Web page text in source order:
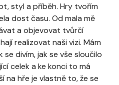
styl a příběh. Hry tvořím
dost času. Od mala mě
a objevovat tvůrčí
realizovat naši vizi. Mám
se divím, jak se vše sloučilo
celek a ke konci to má
na hře je vlastně to, že se